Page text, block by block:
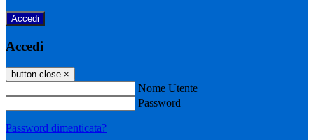
Accedi
Accedi
button close ×
Nome Utente
Password
Password dimenticata?